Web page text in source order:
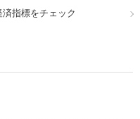
指標をチェック